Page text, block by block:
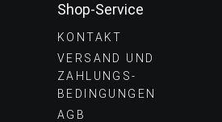
Shop-Service
KONTAKT
VERSAND UND
ZAHLUNGS­
BEDINGUNGEN
AGB